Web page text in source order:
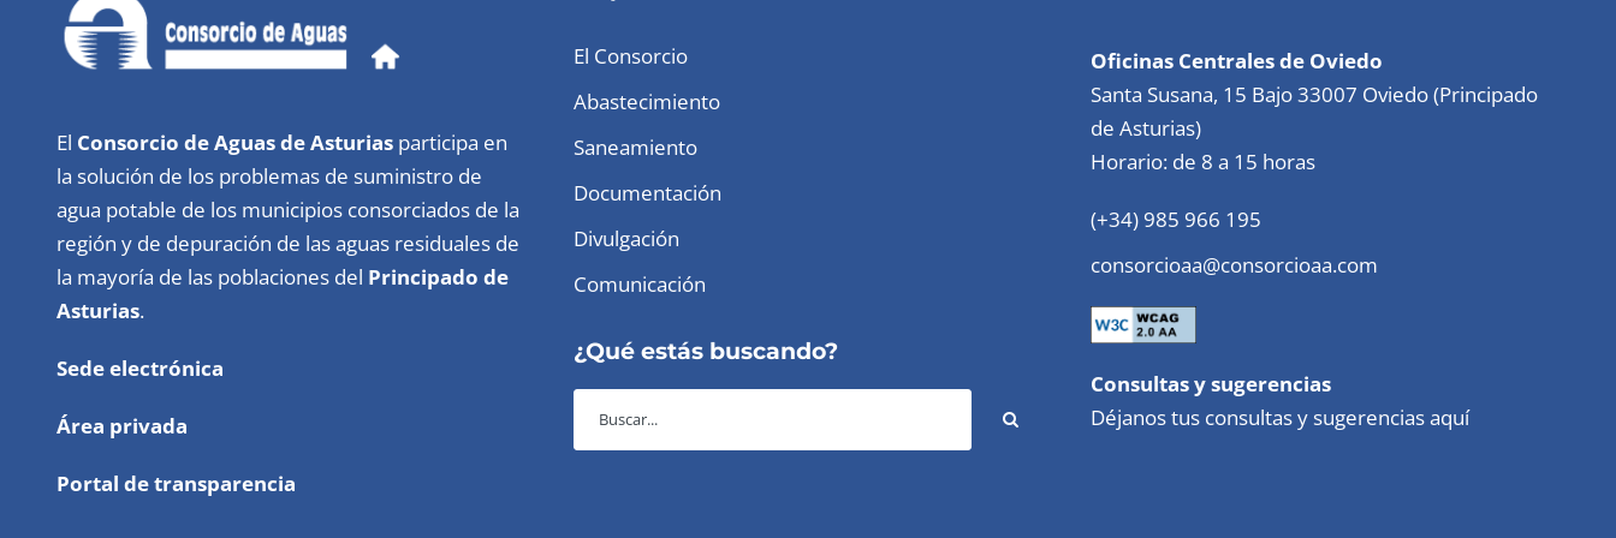
El Consorcio de Aguas de Asturias participa en
la solución de los problemas de suministro de
agua potable de los municipios consorciados de la
región y de depuración de las aguas residuales de
la mayoría de las poblaciones del Principado de
Asturias.
Sede electrónica
Área privada
Portal de transparencia
El Consorcio
Abastecimiento
Saneamiento
Documentación
Divulgación
Comunicación
¿Qué estás buscando?
Oficinas Centrales de Oviedo
Santa Susana, 15 Bajo 33007 Oviedo (Principado
de Asturias)
Horario: de 8 a 15 horas
(+34) 985 966 195
consorcioaa@consorcioaa.com
Consultas y sugerencias
Déjanos tus consultas y sugerencias aquí